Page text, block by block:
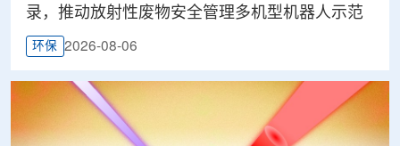
录，推动放射性废物安全管理多机型机器人示范
环保 2026-08-06